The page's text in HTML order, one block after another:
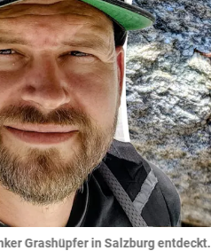
Grashüpfer in Salzburg entdeckt.